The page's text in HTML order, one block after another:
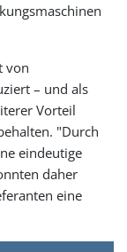
von
– und als
Vorteil
"Durch
eindeutige
daher
eine